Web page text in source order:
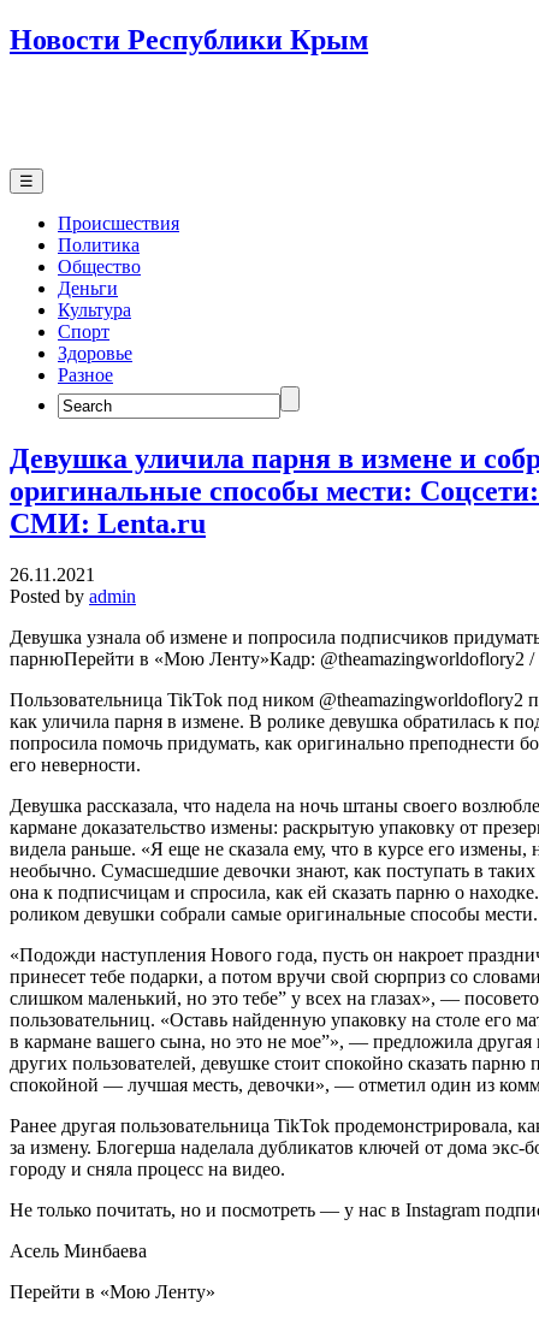
Новости Республики Крым
☰
Происшествия
Политика
Общество
Деньги
Культура
Спорт
Здоровье
Разное
Search
for:
Девушка уличила парня в измене и
оригинальные способы мести:
СМИ: Lenta.ru
26.11.2021
Posted by admin
Девушка узнала об измене и попросила подписчиков
парнюПерейти в «Мою Ленту»Кадр: @theamazingworldoflory2
Пользовательница TikTok под ником @theamazingworldoflory2
как уличила парня в измене. В ролике девушка обратилась к
попросила помочь придумать, как оригинально преподнести
его неверности.
Девушка рассказала, что надела на ночь штаны своего
кармане доказательство измены: раскрытую упаковку от
видела раньше. «Я еще не сказала ему, что в курсе его измены,
необычно. Сумасшедшие девочки знают, как поступать в
она к подписчицам и спросила, как ей сказать парню о
роликом девушки собрали самые оригинальные способы мести.
«Подожди наступления Нового года, пусть он накроет
принесет тебе подарки, а потом вручи свой сюрприз со
слишком маленький, но это тебе” у всех на глазах», —
пользовательниц. «Оставь найденную упаковку на столе его
в кармане вашего сына, но это не мое”», — предложила
других пользователей, девушке стоит спокойно сказать парню
спокойной — лучшая месть, девочки», — отметил один из
Ранее другая пользовательница TikTok продемонстрировала,
за измену. Блогерша наделала дубликатов ключей от дома экс-
городу и сняла процесс на видео.
Не только почитать, но и посмотреть — у нас в Instagram
Асель Минбаева
Перейти в «Мою Ленту»